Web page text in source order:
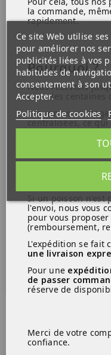
la commande,
rapidement.
Pourquoi ?
Nous recevons
avec des centaines
Les ventes en
centralisées, ce qui
temps réel difficile.
Ce que
Si un poisson n'est
l'envoi, nous vous
pour vous
(remboursement,
L'expédition se fait
une livraison
Pour une
de passer
réserve de
Merci de votre
confiance.
Regime
Il est
il faudra
à
Conditions
hebergement
Cent
ATTENTION :
Nous garantissons
condition d'être
garantie ne
merci de nous
ce le jour de
contraire, la garantie
Les colis sont
transports crevettes
PROMO !
Ce site Web utilise
pour améliorer nos
publicités liées à vos
habitudes de
consentement à son
Accepter.
Politique de cookies